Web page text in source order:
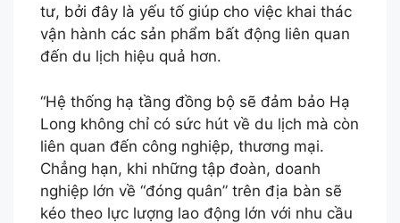
tư, bởi đây là yếu tố giúp cho việc khai thác
vận hành các sản phẩm bất động liên quan
đến du lịch hiệu quả hơn.
“Hệ thống hạ tầng đồng bộ sẽ đảm bảo Hạ
Long không chỉ có sức hút về du lịch mà còn
liên quan đến công nghiệp, thương mại.
Chẳng hạn, khi những tập đoàn, doanh
nghiệp lớn về “đóng quân” trên địa bàn sẽ
kéo theo lực lượng lao động lớn với nhu cầu